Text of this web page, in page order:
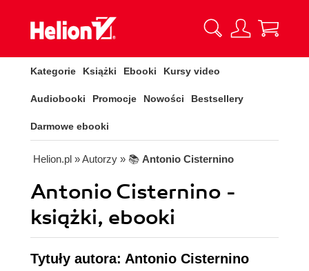
Kategorie Książki Ebooki Kursy video
Audiobooki Promocje Nowości Bestsellery
Darmowe ebooki
Helion.pl » Autorzy » 📚 Antonio Cisternino
Antonio Cisternino -
książki, ebooki
Tytuły autora: Antonio Cisternino